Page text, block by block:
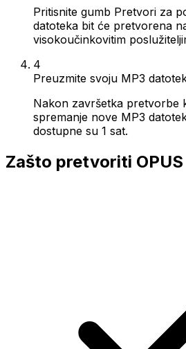
Pritisnite gumb Pretvori za
datoteka bit će pretvorena
visokoučinkovitim
4
Preuzmite svoju MP3
Nakon završetka pretvorbe
spremanje nove MP3
dostupne su 1 sat.
Zašto pretvoriti OPUS